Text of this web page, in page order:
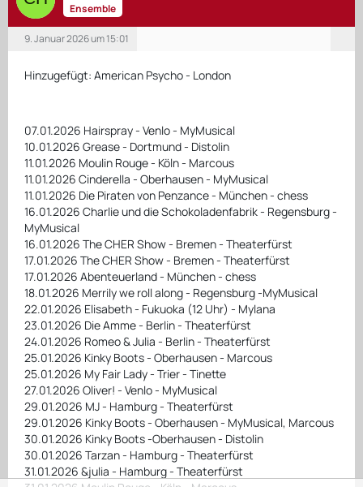
Ensemble
9. Januar 2026 um 15:01
Hinzugefügt: American Psycho - London
07.01.2026 Hairspray - Venlo - MyMusical
10.01.2026 Grease - Dortmund - Distolin
11.01.2026 Moulin Rouge - Köln - Marcous
11.01.2026 Cinderella - Oberhausen - MyMusical
11.01.2026 Die Piraten von Penzance - München - chess
16.01.2026 Charlie und die Schokoladenfabrik - Regensburg -
MyMusical
16.01.2026 The CHER Show - Bremen - Theaterfürst
17.01.2026 The CHER Show - Bremen - Theaterfürst
17.01.2026 Abenteuerland - München - chess
18.01.2026 Merrily we roll along - Regensburg -MyMusical
22.01.2026 Elisabeth - Fukuoka (12 Uhr) - Mylana
23.01.2026 Die Amme - Berlin - Theaterfürst
24.01.2026 Romeo & Julia - Berlin - Theaterfürst
25.01.2026 Kinky Boots - Oberhausen - Marcous
25.01.2026 My Fair Lady - Trier - Tinette
27.01.2026 Oliver! - Venlo - MyMusical
29.01.2026 MJ - Hamburg - Theaterfürst
29.01.2026 Kinky Boots - Oberhausen - MyMusical, Marcous
30.01.2026 Kinky Boots -Oberhausen - Distolin
30.01.2026 Tarzan - Hamburg - Theaterfürst
31.01.2026 &julia - Hamburg - Theaterfürst